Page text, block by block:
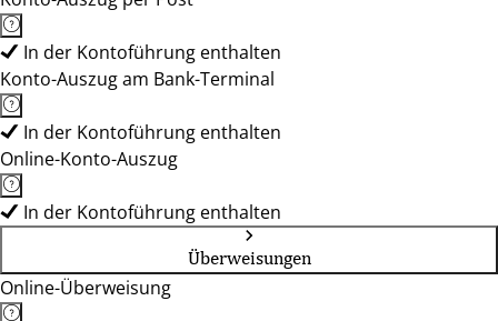
In der Kontoführung enthalten
Konto-Auszug am Bank-Terminal
In der Kontoführung enthalten
Online-Konto-Auszug
In der Kontoführung enthalten
Überweisungen
Online-Überweisung